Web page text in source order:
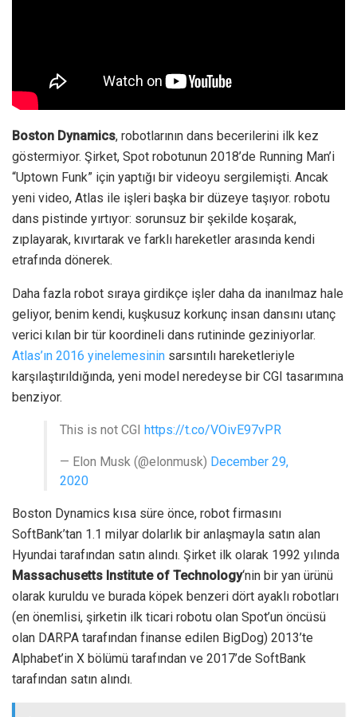
Boston Dynamics, robotlarının dans becerilerini ilk kez
göstermiyor. Şirket, Spot robotunun 2018’de Running Man’i
“Uptown Funk” için yaptığı bir videoyu sergilemişti. Ancak
yeni video, Atlas ile işleri başka bir düzeye taşıyor. robotu
dans pistinde yırtıyor: sorunsuz bir şekilde koşarak,
zıplayarak, kıvırtarak ve farklı hareketler arasında kendi
etrafında dönerek.
Daha fazla robot sıraya girdikçe işler daha da inanılmaz hale
geliyor, benim kendi, kuşkusuz korkunç insan dansını utanç
verici kılan bir tür koordineli dans rutininde geziniyorlar.
Atlas’ın 2016 yinelemesinin sarsıntılı hareketleriyle
karşılaştırıldığında, yeni model neredeyse bir CGI tasarımına
benziyor.
This is not CGI https://t.co/VOivE97vPR
— Elon Musk (@elonmusk) December 29,
2020
Boston Dynamics kısa süre önce, robot firmasını
SoftBank’tan 1.1 milyar dolarlık bir anlaşmayla satın alan
Hyundai tarafından satın alındı. Şirket ilk olarak 1992 yılında
Massachusetts Institute of Technology‘nin bir yan ürünü
olarak kuruldu ve burada köpek benzeri dört ayaklı robotları
(en önemlisi, şirketin ilk ticari robotu olan Spot’un öncüsü
olan DARPA tarafından finanse edilen BigDog) 2013’te
Alphabet’in X bölümü tarafından ve 2017’de SoftBank
tarafından satın alındı.